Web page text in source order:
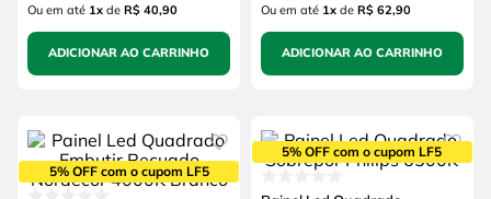
Ou em até 1xde R$ 40,90
ADICIONAR AO CARRINHO
Ou em até 1xde R$ 62,90
ADICIONAR AO CARRINHO
5% OFF com o cupom LF5
5% OFF com o cupom LF5